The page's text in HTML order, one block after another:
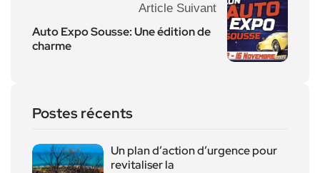
Article Suivant
Auto Expo Sousse: Une édition de
charme
Postes récents
Un plan d’action d’urgence pour
revitaliser la